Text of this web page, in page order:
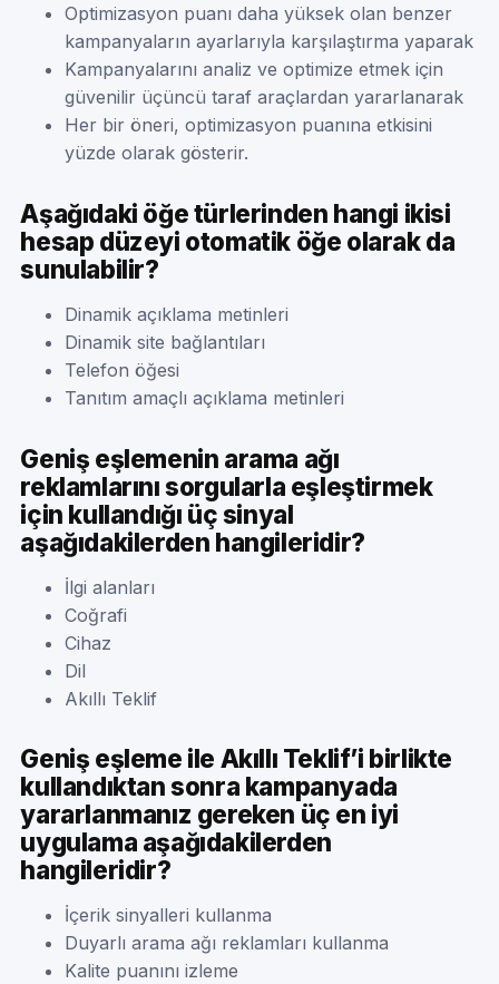
Optimizasyon puanı daha yüksek olan benzer
kampanyaların ayarlarıyla karşılaştırma yaparak
Kampanyalarını analiz ve optimize etmek için
güvenilir üçüncü taraf araçlardan yararlanarak
Her bir öneri, optimizasyon puanına etkisini
yüzde olarak gösterir.
Aşağıdaki öğe türlerinden hangi ikisi
hesap düzeyi otomatik öğe olarak da
sunulabilir?
Dinamik açıklama metinleri
Dinamik site bağlantıları
Telefon öğesi
Tanıtım amaçlı açıklama metinleri
Geniş eşlemenin arama ağı
reklamlarını sorgularla eşleştirmek
için kullandığı üç sinyal
aşağıdakilerden hangileridir?
İlgi alanları
Coğrafi
Cihaz
Dil
Akıllı Teklif
Geniş eşleme ile Akıllı Teklif’i birlikte
kullandıktan sonra kampanyada
yararlanmanız gereken üç en iyi
uygulama aşağıdakilerden
hangileridir?
İçerik sinyalleri kullanma
Duyarlı arama ağı reklamları kullanma
Kalite puanını izleme